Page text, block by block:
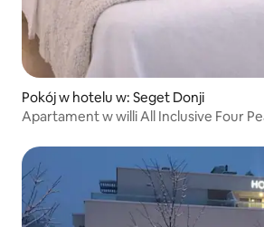
Pokój w hotelu w: Seget Donji
Apartament w willi All Inclusive Four